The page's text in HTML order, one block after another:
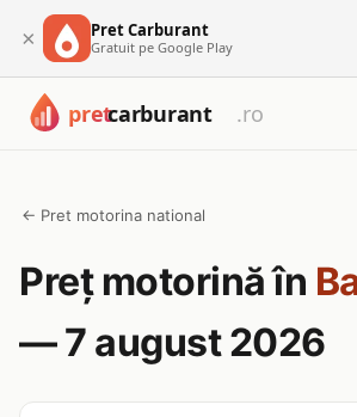
× Pret Carburant
Gratuit pe Google Play
← Pret motorina national
Preț motorină în
— 7 august 2026